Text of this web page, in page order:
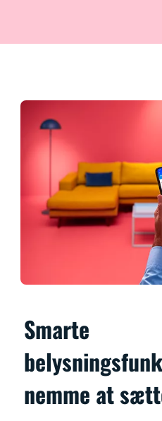
Smarte
nemme at